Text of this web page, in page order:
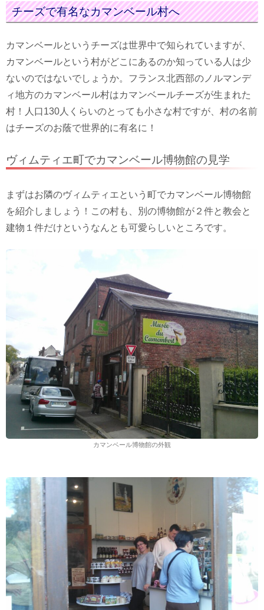
チーズで有名なカマンベール村へ
カマンベールというチーズは世界中で知られていますが、
カマンベールという村がどこにあるのか知っている人は少
ないのではないでしょうか。フランス北西部のノルマンデ
ィ地方のカマンベール村はカマンベールチーズが生まれた
村！人口130人くらいのとっても小さな村ですが、村の名前
はチーズのお蔭で世界的に有名に！
ヴィムティエ町でカマンベール博物館の見学
まずはお隣のヴィムティエという町でカマンベール博物館
を紹介しましょう！この村も、別の博物館が２件と教会と
建物１件だけというなんとも可愛らしいところです。
カマンベール博物館の外観